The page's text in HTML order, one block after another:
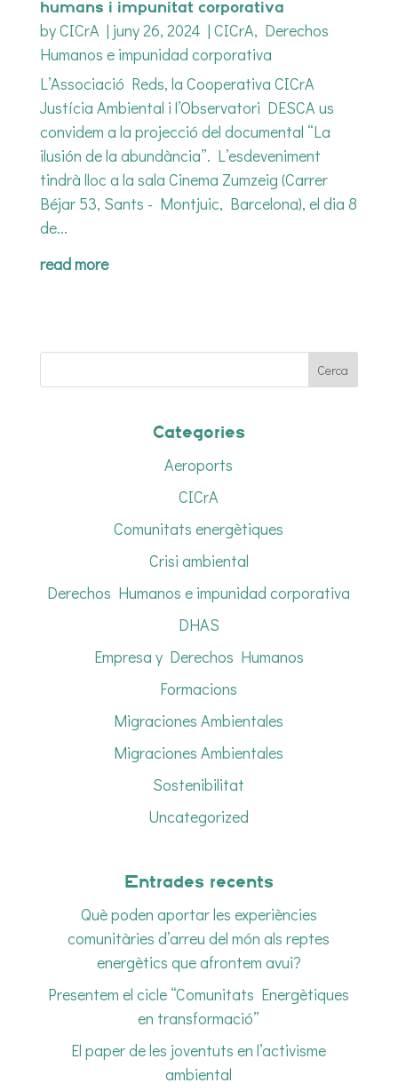
humans i impunitat corporativa
byCICrA| juny 26, 2024 | CICrA, Derechos
Humanos e impunidad corporativa
L’Associació Reds, la Cooperativa CICrA
Justícia Ambiental i l’Observatori DESCA us
convidem a la projecció del documental “La
ilusión de la abundància”. L’esdeveniment
tindrà lloc a la sala Cinema Zumzeig (Carrer
Béjar 53, Sants - Montjuic, Barcelona), el dia 8
de...
read more
Categories
Aeroports
CICrA
Comunitats energètiques
Crisi ambiental
Derechos Humanos e impunidad corporativa
DHAS
Empresa y Derechos Humanos
Formacions
Migraciones Ambientales
Migraciones Ambientales
Sostenibilitat
Uncategorized
Entrades recents
Què poden aportar les experiències
comunitàries d’arreu del món als reptes
energètics que afrontem avui?
Presentem el cicle “Comunitats Energètiques
en transformació”
El paper de les joventuts en l’activisme
ambiental